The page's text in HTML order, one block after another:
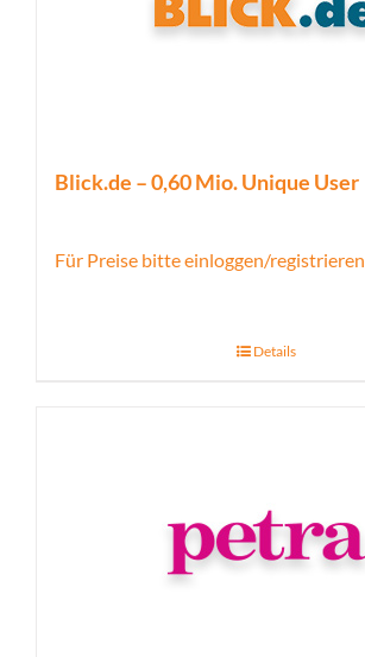
Blick.de – 0,60 Mio. Unique User
Für Preise bitte einloggen/registrieren
Details